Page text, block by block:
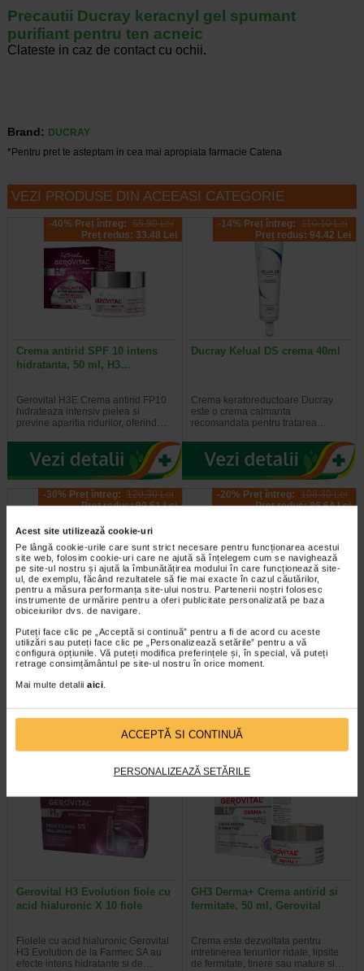
Acest site utilizează cookie-uri
Pe lângă cookie-urile care sunt strict necesare pentru funcționarea acestui
site web, folosim cookie-uri care ne ajută să înțelegem cum se navighează
pe site-ul nostru și ajută la îmbunătățirea modului în care funcționează site-
ul, de exemplu, făcând rezultatele să fie mai exacte în cazul căutărilor,
pentru a măsura performanța site-ului nostru. Partenerii noștri folosesc
instrumente de urmărire pentru a oferi publicitate personalizată pe baza
obiceiurilor dvs. de navigare.
Puteți face clic pe „Acceptă si continuă” pentru a fi de acord cu aceste
utilizări sau puteți face clic pe „Personalizează setările” pentru a vă
configura opțiunile. Vă puteți modifica preferințele și, în special, vă puteți
retrage consimțământul pe site-ul nostru în orice moment.
Mai multe detalii aici.
ACCEPTĂ SI CONTINUĂ
PERSONALIZEAZĂ SETĂRILE
Precautii Ducray keracnyl gel spumant
purifiant pentru ten acneic
Clateste in caz de contact cu ochii.
Brand:
DUCRAY
*Pentru pret te asteptam in cea mai apropiata farmacie Catena
VEZI PRODUSE DIN ACEEASI CATEGORIE
-40% Preț întreg: 55.80 Lei
Preț redus: 33.48 Lei
Crema antirid SPF 10 intens
hidratanta, 50 ml, H3…
Gerovital H3E Crema antirid FP10
hidrateaza intensiv pielea si
previne aparitia ridurilor, oferind…
-14% Preț întreg: 110.10 Lei
Preț redus: 94.42 Lei
Ducray Kelual DS crema 40ml
Crema keratoreductoare Ducray
este o crema calmanta
recomandata pentru tratarea…
-30% Preț întreg: 129,30 Lei
Preț redus: 90.51 Lei
curatarea tenului gras X 500 ml
Bioderma Sebium Gel Spumant
este solutia ideala pentru curatarea
-20% Preț întreg: 108.30 Lei
Preț redus: 86.64 Lei
Solutie Micelara X 500 ml
Solutia Micelara Sensibio H2O de
-40% Preț întreg: 77.90 Lei
Preț redus: 46.74 Lei
Gerovital H3 Evolution fiole cu
acid hialuronic X 10 fiole
Fiolele cu acid hialuronic Gerovital
H3 Evolution de la Farmec SA au
efecte intens hidratante si de…
-40% Preț întreg:
GH3 Derma+ Crema antirid si
fermitate, 50 ml, Gerovital
Crema este dezvoltata pentru
intretinerea tenurilor ridate, lipsite
de fermitate, tinere sau mature si…